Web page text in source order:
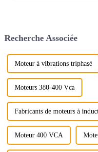
Recherche Associée
Moteur à vibrations triphasé
Moteurs 380-400 Vca
Fabricants de moteurs à
Moteur 400 VCA